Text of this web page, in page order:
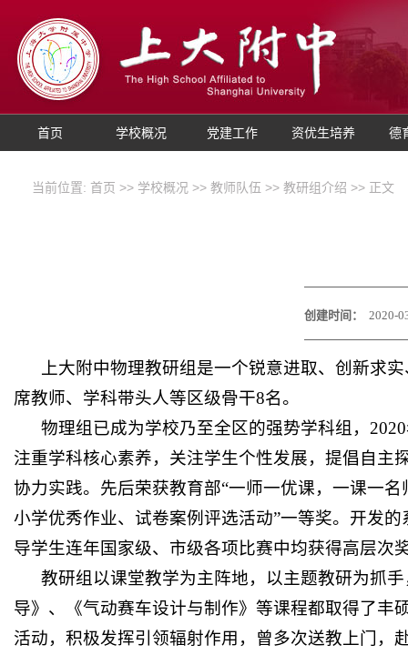
首页 学校概况 党建工作 资优生培养 德
当前位置: 首页 >> 学校概况 >> 教师队伍 >> 教研组介绍 >> 正文
创建时间： 2020-
上大附中物理教研组是一个锐意进取、创新求
席教师、学科带头人等区级骨干8名。
物理组已成为学校乃至全区的强势学科组，
注重学科核心素养，关注学生个性发展，提倡自主
协力实践。先后荣获教育部“一师一优课，一课一
小学优秀作业、试卷案例评选活动”一等奖。开发
导学生连年国家级、市级各项比赛中均获得高层次
教研组以课堂教学为主阵地，以主题教研为抓
导》、《气动赛车设计与制作》等课程都取得了丰
活动，积极发挥引领辐射作用，曾多次送教上门，